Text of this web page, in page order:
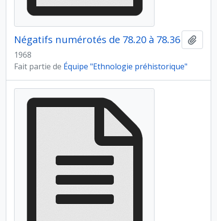
Négatifs numérotés de 78.20 à 78.36
1968
Fait partie de Équipe "Ethnologie préhistorique"